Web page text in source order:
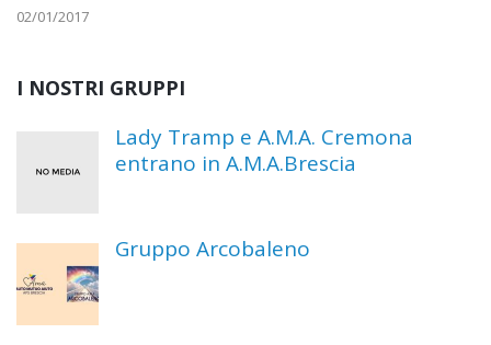
02/01/2017
I NOSTRI GRUPPI
Lady Tramp e A.M.A. Cremona
entrano in A.M.A.Brescia
Gruppo Arcobaleno